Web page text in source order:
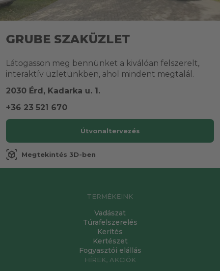
GRUBE SZAKÜZLET
Látogasson meg bennünket a kiválóan felszerelt,
interaktív üzletünkben, ahol mindent megtalál.
2030 Érd, Kadarka u. 1.
+36 23 521 670
Útvonaltervezés
view_in_ar Megtekintés 3D-ben
TERMÉKEINK
Vadászat
Túrafelszerelés
Kerítés
Kertészet
Fogyasztói elállás
HÍREK, AKCIÓK